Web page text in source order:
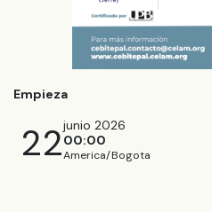
Empieza
22junio 2026
00:00
America/Bogota